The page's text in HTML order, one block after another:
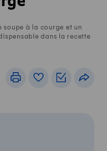
soupe à la courge et un
dans la recette
ImprimerLivre de recettes
Listes de